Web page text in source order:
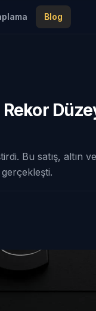
Blog
Bu satış, altın